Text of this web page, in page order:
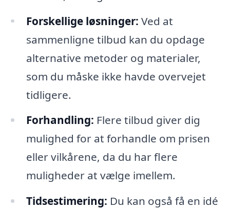
Forskellige løsninger: Ved at
sammenligne tilbud kan du opdage
alternative metoder og materialer,
som du måske ikke havde overvejet
tidligere.
Forhandling: Flere tilbud giver dig
mulighed for at forhandle om prisen
eller vilkårene, da du har flere
muligheder at vælge imellem.
Tidsestimering: Du kan også få en idé